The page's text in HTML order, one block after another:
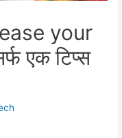
your
एक टिप्स